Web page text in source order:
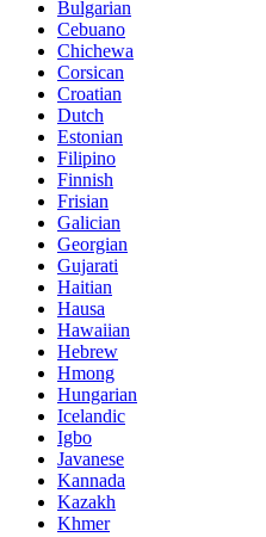
Bulgarian
Cebuano
Chichewa
Corsican
Croatian
Dutch
Estonian
Filipino
Finnish
Frisian
Galician
Georgian
Gujarati
Haitian
Hausa
Hawaiian
Hebrew
Hmong
Hungarian
Icelandic
Igbo
Javanese
Kannada
Kazakh
Khmer